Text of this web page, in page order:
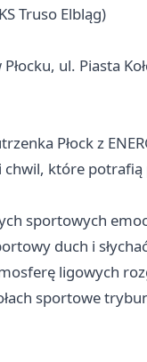
Truso Elbląg)
ul. Piasta
Płock z
chwil, które
sportowych
duch i
ligowych
sportowe